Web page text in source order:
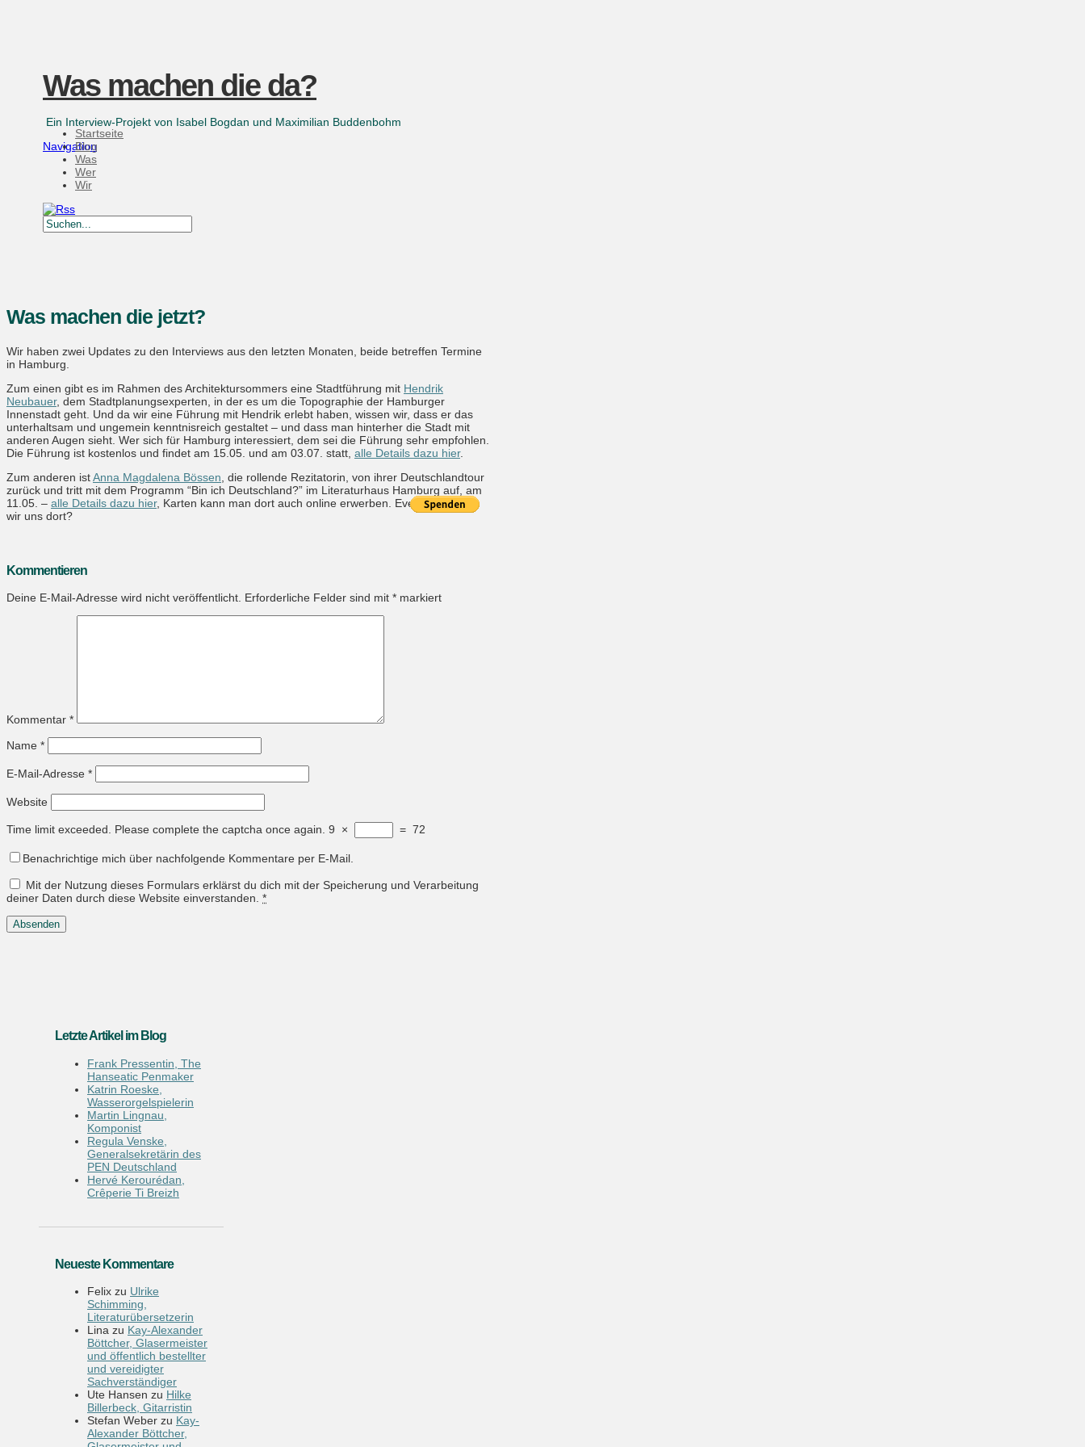
Was machen die da?
Ein Interview-Projekt von Isabel Bogdan und Maximilian Buddenbohm
Navigation
Startseite
Blog
Was
Wer
Wir
Was machen die jetzt?
Wir haben zwei Updates zu den Interviews aus den letzten Monaten, beide betreffen Termine
in Hamburg.
Zum einen gibt es im Rahmen des Architektursommers eine Stadtführung mit Hendrik
Neubauer, dem Stadtplanungsexperten, in der es um die Topographie der Hamburger
Innenstadt geht. Und da wir eine Führung mit Hendrik erlebt haben, wissen wir, dass er das
unterhaltsam und ungemein kenntnisreich gestaltet – und dass man hinterher die Stadt mit
anderen Augen sieht. Wer sich für Hamburg interessiert, dem sei die Führung sehr empfohlen.
Die Führung ist kostenlos und findet am 15.05. und am 03.07. statt, alle Details dazu hier.
Zum anderen istAnna Magdalena Bössen , die rollende Rezitatorin, von ihrer Deutschlandtour
zurück und tritt mit dem Programm “Bin ich Deutschland?” im Literaturhaus Hamburg auf, am
11.05. – alle Details dazu hier, Karten kann man dort auch online erwerben. Eventuell sehen
wir uns dort?
Kommentieren
Deine E-Mail-Adresse wird nicht veröffentlicht. Erforderliche Felder sind mit * markiert
Kommentar *
Name *
E-Mail-Adresse *
Website
Time limit exceeded. Please complete the captcha once again. 9 × = 72
Benachrichtige mich über nachfolgende Kommentare per E-Mail.
Mit der Nutzung dieses Formulars erklärst du dich mit der Speicherung und Verarbeitung
deiner Daten durch diese Website einverstanden. *
Letzte Artikel im Blog
Frank Pressentin, The
Hanseatic Penmaker
Katrin Roeske,
Wasserorgelspielerin
Martin Lingnau,
Komponist
Regula Venske,
Generalsekretärin des
PEN Deutschland
Hervé Kerourédan,
Crêperie Ti Breizh
Neueste Kommentare
Felix zu Ulrike
Schimming,
Literaturübersetzerin
Lina zu Kay-Alexander
Böttcher, Glasermeister
und öffentlich bestellter
und vereidigter
Sachverständiger
Ute Hansen zu Hilke
Billerbeck, Gitarristin
Stefan Weber zu Kay-
Alexander Böttcher,